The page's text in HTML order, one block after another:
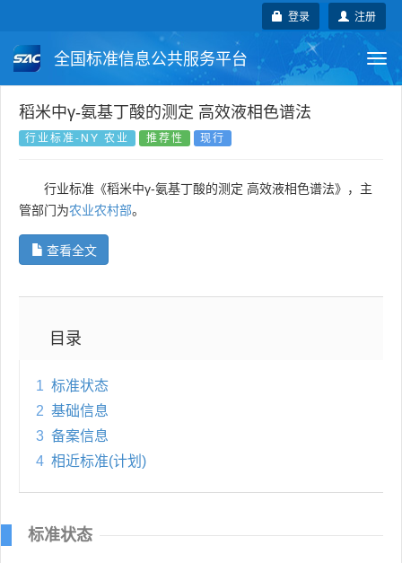
注册
登录
全国标准信息公共服务平台
国家标准 行业标准 地方标准
国外标准 技术委员会
稻米中γ-氨基丁酸的测定 高效液相色谱法
行业标准-NY 农业 推荐性 现行
行业标准《稻米中γ-氨基丁酸的测定 高效液相色谱法》，主
管部门为农业农村部。
查看全文
目录
1 标准状态
2 基础信息
3 备案信息
4 相近标准(计划)
标准状态